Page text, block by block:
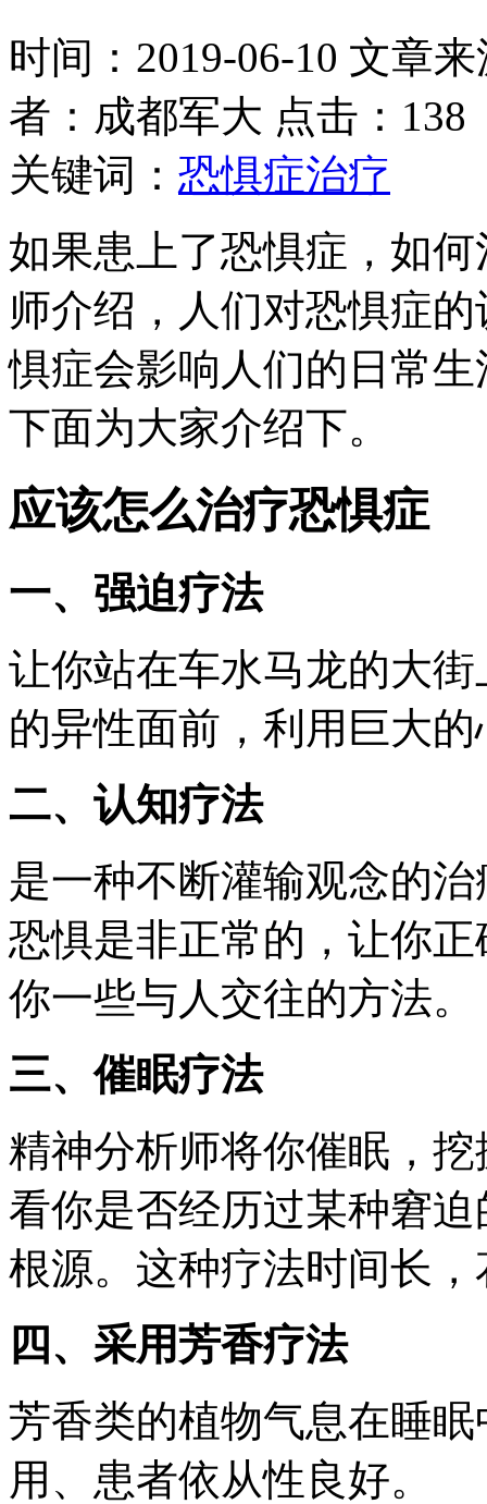
时间：2019-06-10 文章
者：成都军大 点击：138
关键词： 恐惧症治疗
如果患上了恐惧症，如
师介绍，人们对恐惧症
惧症会影响人们的日常
下面为大家介绍下。
应该怎么治疗恐惧症
一、强迫疗法
让你站在车水马龙的大
的异性面前，利用巨大
二、认知疗法
是一种不断灌输观念的
恐惧是非正常的，让你
你一些与人交往的方法。
三、催眠疗法
精神分析师将你催眠，
看你是否经历过某种窘
根源。这种疗法时间长
四、采用芳香疗法
芳香类的植物气息在睡
用、患者依从性良好。